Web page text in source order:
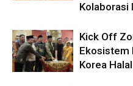
Kolaborasi
Kick Off
Ekosistem
Korea